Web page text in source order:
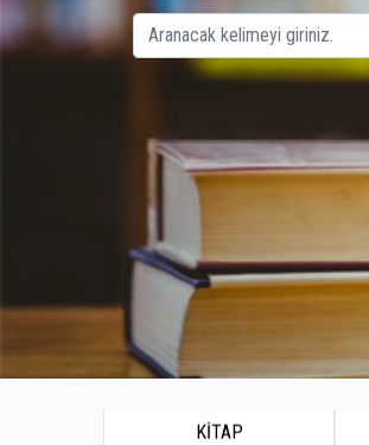
KİTAP